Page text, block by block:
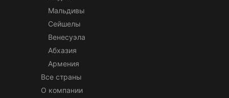
Мальдивы
Сейшелы
Венесуэла
Абхазия
Армения
Все страны
О компании